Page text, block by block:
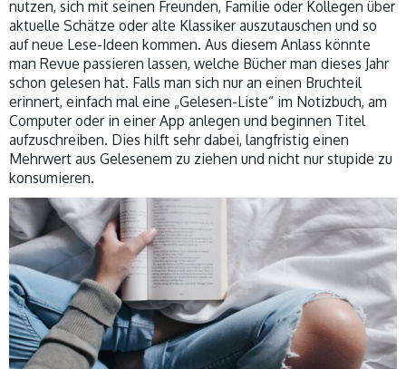
nutzen, sich mit seinen Freunden, Familie oder Kollegen über
aktuelle Schätze oder alte Klassiker auszutauschen und so
auf neue Lese-Ideen kommen. Aus diesem Anlass könnte
man Revue passieren lassen, welche Bücher man dieses Jahr
schon gelesen hat. Falls man sich nur an einen Bruchteil
erinnert, einfach mal eine „Gelesen-Liste“ im Notizbuch, am
Computer oder in einer App anlegen und beginnen Titel
aufzuschreiben. Dies hilft sehr dabei, langfristig einen
Mehrwert aus Gelesenem zu ziehen und nicht nur stupide zu
konsumieren.